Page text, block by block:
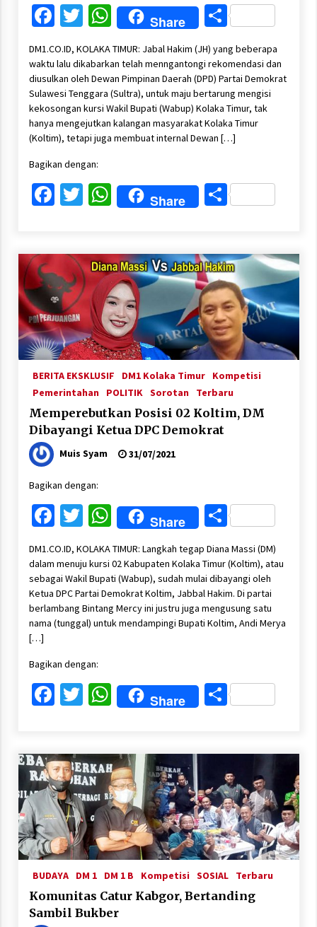
Facebook
Twitter
WhatsApp
Share Share
DM1.CO.ID, KOLAKA TIMUR: Jabal Hakim (JH) yang beberapa
waktu lalu dikabarkan telah menngantongi rekomendasi dan
diusulkan oleh Dewan Pimpinan Daerah (DPD) Partai Demokrat
Sulawesi Tenggara (Sultra), untuk maju bertarung mengisi
kekosongan kursi Wakil Bupati (Wabup) Kolaka Timur, tak
hanya mengejutkan kalangan masyarakat Kolaka Timur
(Koltim), tetapi juga membuat internal Dewan […]
Bagikan dengan:
Facebook
Twitter
WhatsApp
Share Share
BERITA EKSKLUSIF DM1 Kolaka Timur
Kompetisi
Pemerintahan
POLITIK Sorotan Terbaru
Memperebutkan Posisi 02 Koltim, DM
Dibayangi Ketua DPC Demokrat
Muis Syam 31/07/2021
Bagikan dengan:
Facebook
Twitter
WhatsApp
Share Share
DM1.CO.ID, KOLAKA TIMUR: Langkah tegap Diana Massi (DM)
dalam menuju kursi 02 Kabupaten Kolaka Timur (Koltim), atau
sebagai Wakil Bupati (Wabup), sudah mulai dibayangi oleh
Ketua DPC Partai Demokrat Koltim, Jabbal Hakim. Di partai
berlambang Bintang Mercy ini justru juga mengusung satu
nama (tunggal) untuk mendampingi Bupati Koltim, Andi Merya
[…]
Bagikan dengan:
Facebook
Twitter
WhatsApp
Share Share
BUDAYA DM 1 DM 1 B Kompetisi SOSIAL Terbaru
Komunitas Catur Kabgor, Bertanding
Sambil Bukber